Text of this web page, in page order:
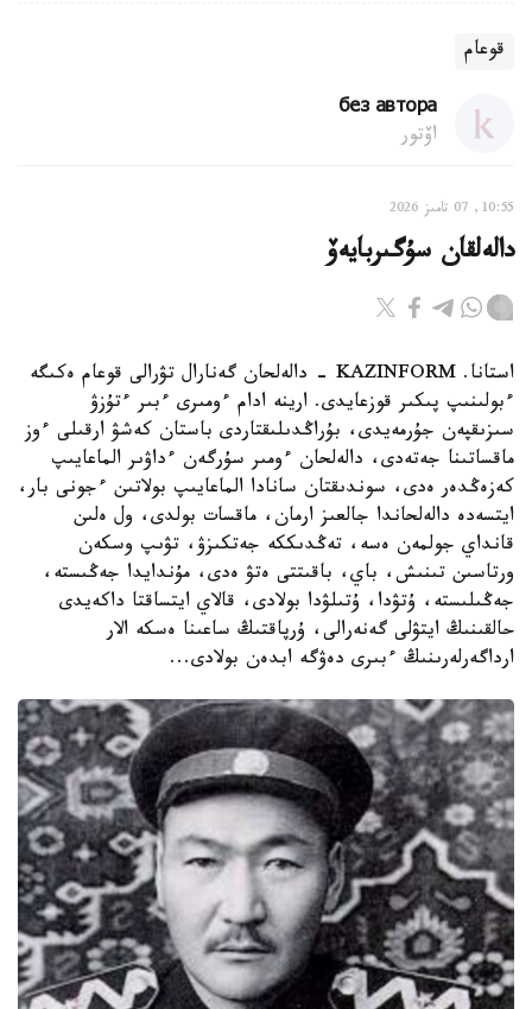
قوعام
без автора
اۆتور
10:55, 07 تامىز 2026
دالەلقان سۇگىربايەۆ
استانا. KAZINFORM - دالەلحان گەنارال تۋرالى قوعام ەكىگە
ءبولىنىپ پىكىر قوزعايدى. ارينە ادام ءومىرى ءبىر ءتۇزۋ
سىزىقپەن جۇرمەيدى، بۇراڭدىلىقتاردى باستان كەشۋ ارقىلى ءوز
ماقساتىنا جەتەدى، دالەلحان ءومىر سۇرگەن ءداۋىر الماعايىپ
كەزەڭدەر ەدى، سوندىقتان سانادا الماعايىپ بولاتىن ءجونى بار،
ايتسەدە دالەلحاندا جالعىز ارمان، ماقسات بولدى، ول ەلىن
قانداي جولمەن ەسە، تەڭدىككە جەتكىزۋ، تۋىپ وسكەن
ورتاسىن تىنىش، باي، باقىتتى ەتۋ ەدى، مۇندايدا جەڭىستە،
جەڭىلىستە، ۇتۋدا، ۇتىلۋدا بولادى، قالاي ايتساقتا داكەيدى
حالقىنىڭ ايتۋلى گەنەرالى، ۇرپاقتىڭ ساعىنا ەسكە الار
ارداگەرلەرىنىڭ ءبىرى دەۋگە ابدەن بولادى...